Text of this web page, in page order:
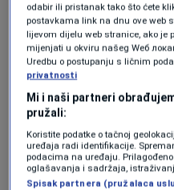
Prema navodima
imala 16, adruga 17
snimanja.
Asencio nije
je snimak
IakoAsencio nije bio
odabir ili pristanak tako što ćete
postavkama link na dnu ove web
lijevom dijelu web stranice, ako je
mijenjati u okviru našeg Wеб
Uredbu o postupanju s ličnim
privatnosti
Mi i naši partneri
pružali:
Koristite podatke o tačnoj
uređaja radi identifikacije.
podacima na uređaju.
oglašavanja i sadržaja,
Spisak partnera (pružalaca